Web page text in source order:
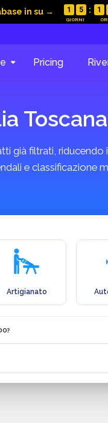
in su → 1 5 1
Pricing
Toscana
già filtrati, riducendo
e classificazione
Artigianato